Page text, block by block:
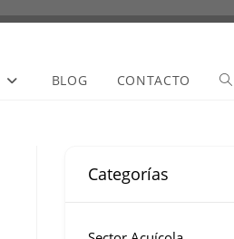
BLOG CONTACTO
Categorías